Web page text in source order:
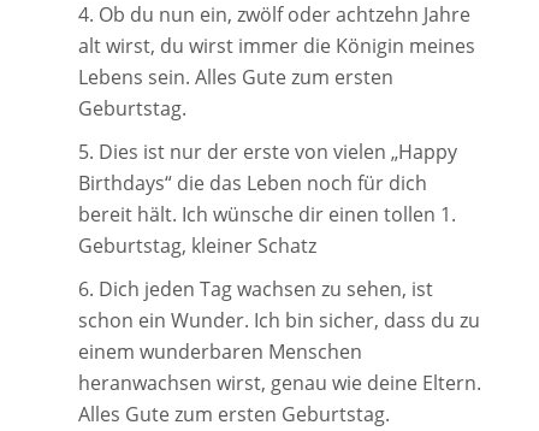
Ob du nun ein, zwölf oder achtzehn Jahre
alt wirst, du wirst immer die Königin meines
Lebens sein. Alles Gute zum ersten
Geburtstag.
Dies ist nur der erste von vielen „Happy
Birthdays“ die das Leben noch für dich
bereit hält. Ich wünsche dir einen tollen 1.
Geburtstag, kleiner Schatz
Dich jeden Tag wachsen zu sehen, ist
schon ein Wunder. Ich bin sicher, dass du zu
einem wunderbaren Menschen
heranwachsen wirst, genau wie deine Eltern.
Alles Gute zum ersten Geburtstag.